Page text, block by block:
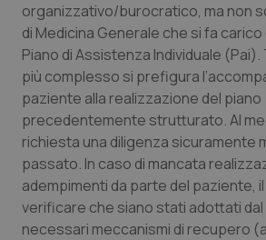
Marche
Molise
Piemonte
Provincia Autonoma di
Provincia Autonoma di
Donna & Salute
Epatiti
HIV
Infezioni & Febbre
Ipertensione & Scompenso
organizzativo/burocratico, ma non
di Medicina Generale che si fa
Piano di Assistenza Individuale
più complesso si prefigura
paziente alla realizzazione del piano
precedentemente strutturato. Al
richiesta una diligenza sicuramente
passato. In caso di mancata
adempimenti da parte del paziente,
verificare che siano stati adottati dal
necessari meccanismi di recupero